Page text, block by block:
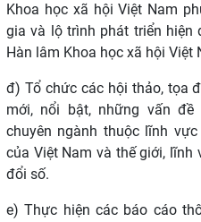
Khoa học xã hội Việt Nam
gia và lộ trình phát triển hiện
Hàn lâm Khoa học xã hội Việt
đ) Tổ chức các hội thảo, tọa
mới, nổi bật, những vấn
chuyên ngành thuộc lĩnh
của Việt Nam và thế giới, lĩnh
đổi số.
e) Thực hiện các báo cáo